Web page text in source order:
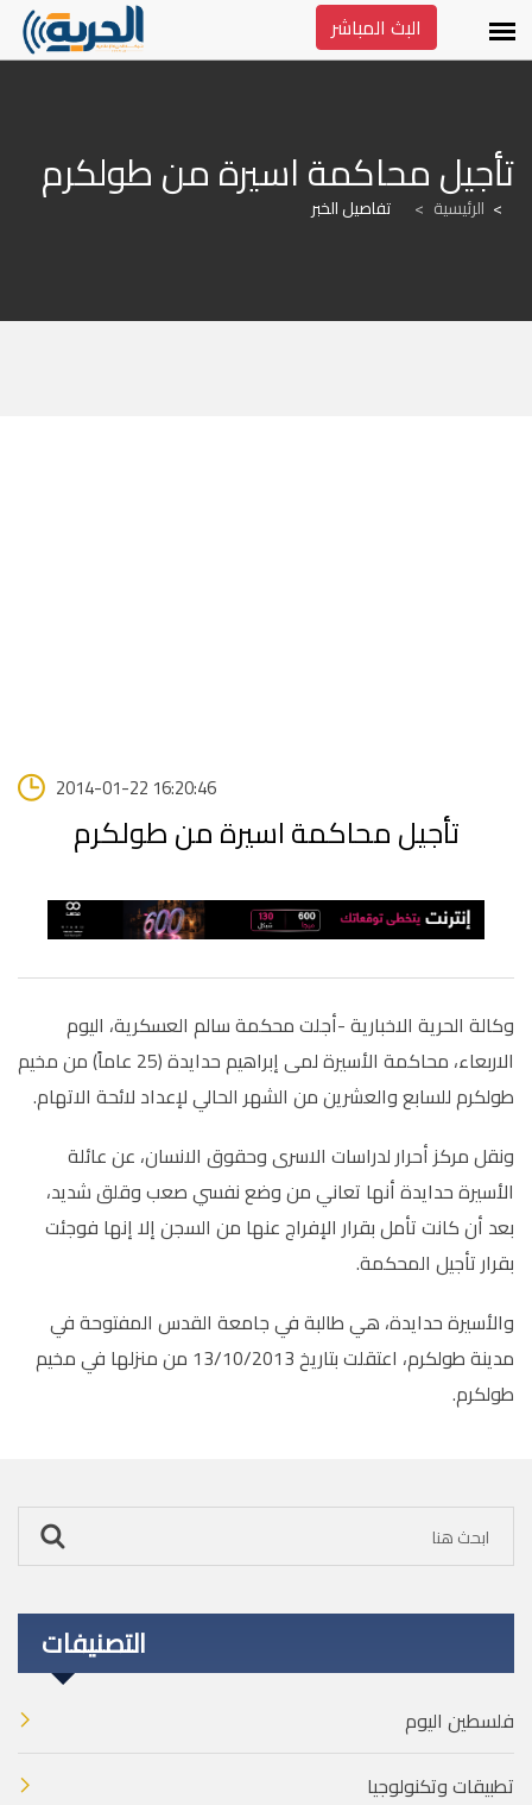
البث المباشر
تأجيل محاكمة اسيرة من طولكرم
الرئيسية > تفاصيل الخبر
2014-01-22 16:20:46
تأجيل محاكمة اسيرة من طولكرم
وكالة الحرية الاخبارية -أجلت محكمة سالم العسكرية، اليوم
الاربعاء، محاكمة الأسيرة لمى إبراهيم حدايدة (25 عاماً) من مخيم
طولكرم للسابع والعشرين من الشهر الحالي لإعداد لائحة الاتهام.
ونقل مركز أحرار لدراسات الاسرى وحقوق الانسان، عن عائلة
الأسيرة حدايدة أنها تعاني من وضع نفسي صعب وقلق شديد،
بعد أن كانت تأمل بقرار الإفراج عنها من السجن إلا إنها فوجئت
بقرار تأجيل المحكمة.
والأسيرة حدايدة، هي طالبة في جامعة القدس المفتوحة في
مدينة طولكرم، اعتقلت بتاريخ 13/10/2013 من منزلها في مخيم
طولكرم.
التصنيفات
فلسطين اليوم
تطبيقات وتكنولوجيا